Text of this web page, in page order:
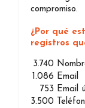
compromiso.
¿Por qué
registros
3.740
1.086 Email
753 Email
3.500